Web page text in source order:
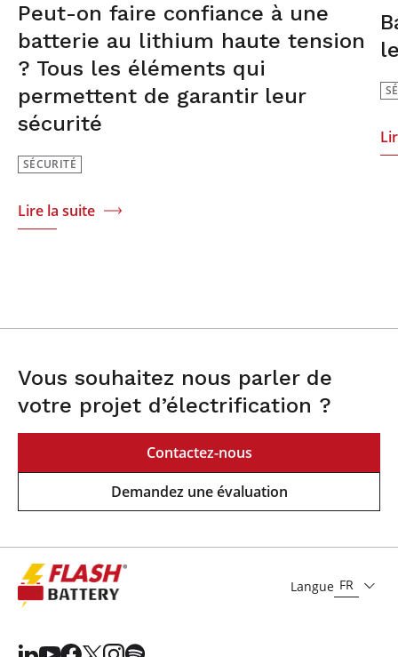
Peut-on faire confiance à une
batterie au lithium haute tension
? Tous les éléments qui
permettent de garantir leur
sécurité
SÉCURITÉ
Lire la suite
Vous souhaitez nous parler de
votre projet d’électrification ?
Contactez-nous
Demandez une évaluation
Langue FR